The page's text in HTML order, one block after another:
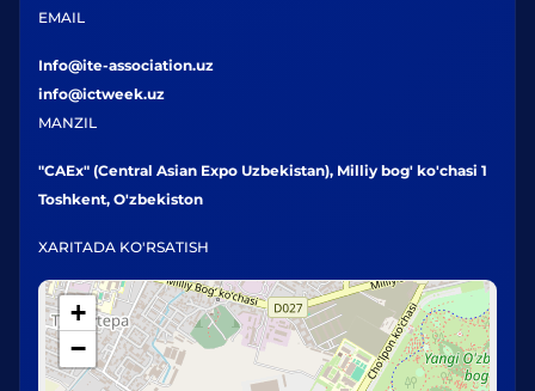
EMAIL
Info@ite-association.uz
info@ictweek.uz
MANZIL
"CAEx" (Central Asian Expo Uzbekistan), Milliy bog' ko'chasi 1
Toshkent, O'zbekiston
XARITADA KO'RSATISH
+
−